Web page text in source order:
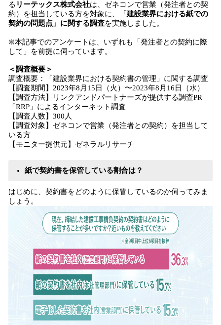
る リーテックス株式会社は、ゼネコンで営業（発注者との契
約）を担当している方を対象に、
「建設業界における紙での
契約の問題点」に関する調査を実施しました。
※本記事でのアンケートは、いずれも「発注者との契約に際
して」を前提に伺っています。
＜調査概要＞
調査概要：「建設業界における契約書の管理」に関する調査
【調査期間】2023年8月15日（火）〜2023年8月16日（水）
【調査方法】リンクアンドパートナーズが提供する調査PR
「RRP」によるインターネット調査
【調査人数】300人
【調査対象】ゼネコンで営業（発注者との契約）を担当して
いる方
【モニター提供元】ゼネラルリサーチ
紙で契約書を保管している割合は？
はじめに、契約書をどのように保管しているのか伺ってみま
しょう。